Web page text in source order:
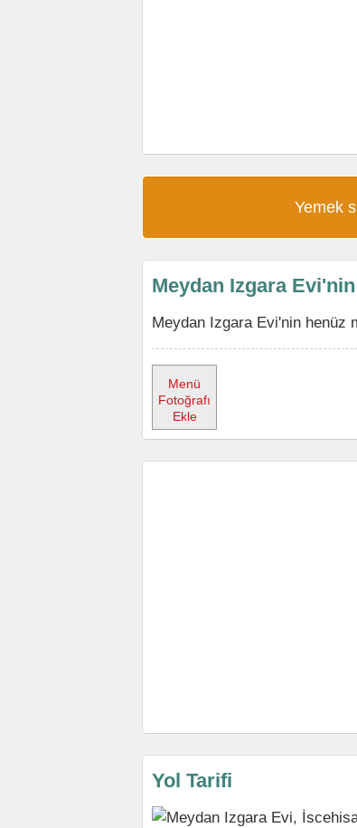
Yemek
Meydan Izgara
Meydan Izgara Evi'nin henüz
Menü
Fotoğrafı
Ekle
Yol Tarifi